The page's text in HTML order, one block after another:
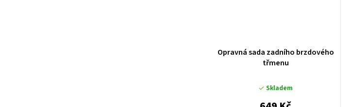
Opravná sada zadního brzdového
třmenu
Skladem